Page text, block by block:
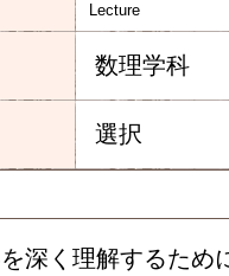
Lecture
数理学科
選択
深く理解するため